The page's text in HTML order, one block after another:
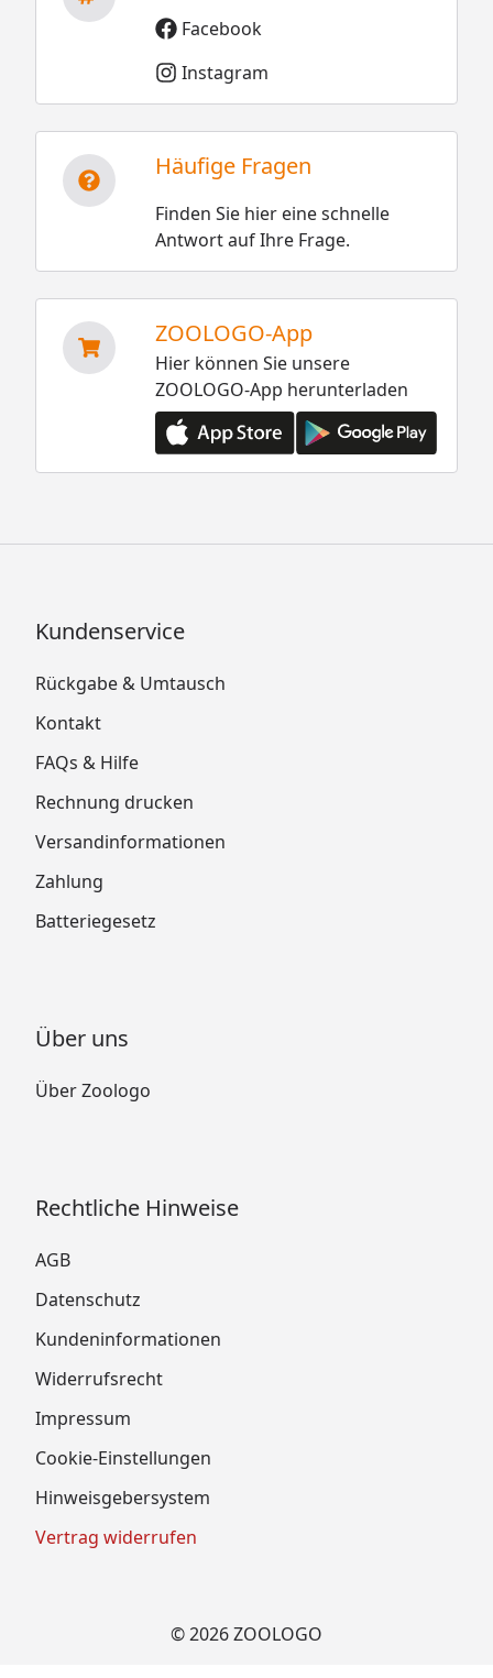
Facebook
Instagram
Häufige Fragen
Finden Sie hier eine schnelle
Antwort auf Ihre Frage.
ZOOLOGO-App
Hier können Sie unsere
ZOOLOGO-App herunterladen
Kundenservice
Rückgabe & Umtausch
Kontakt
FAQs & Hilfe
Rechnung drucken
Versandinformationen
Zahlung
Batteriegesetz
Über uns
Über Zoologo
Rechtliche Hinweise
AGB
Datenschutz
Kundeninformationen
Widerrufsrecht
Impressum
Cookie-Einstellungen
Hinweisgebersystem
Vertrag widerrufen
© 2026 ZOOLOGO